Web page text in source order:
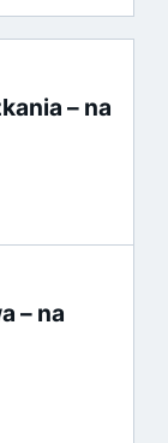
– na
– na